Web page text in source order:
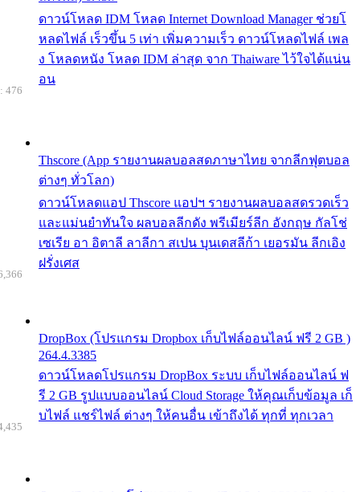
ดาวน์โหลด IDM โหลด Internet Download Manager ช่วยโ
หลดไฟล์ เร็วขึ้น 5 เท่า เพิ่มความเร็ว ดาวน์โหลดไฟล์ เพล
ง โหลดหนัง โหลด IDM ล่าสุด จาก Thaiware ไว้ใจได้แน่น
อน
Thscore (App รายงานผลบอลสดภาษาไทย จากลีกฟุตบอล
ต่างๆ ทั่วโลก)
ดาวน์โหลดแอป Thscore แอปฯ รายงานผลบอลสดรวดเร็ว
และแม่นยำทันใจ ผลบอลลีกดัง พรีเมียร์ลีก อังกฤษ กัลโช่
เซเรีย อา อิตาลี ลาลีกา สเปน บุนเดสลีก้า เยอรมัน ลีกเอิง
ฝรั่งเศส
476
DropBox (โปรแกรม Dropbox เก็บไฟล์ออนไลน์ ฟรี 2 GB )
264.4.3385
ดาวน์โหลดโปรแกรม DropBox ระบบ เก็บไฟล์ออนไลน์ ฟ
รี 2 GB รูปแบบออนไลน์ Cloud Storage ให้คุณเก็บข้อมูล เก็
บไฟล์ แชร์ไฟล์ ต่างๆ ให้คนอื่น เข้าถึงได้ ทุกที่ ทุกเวลา